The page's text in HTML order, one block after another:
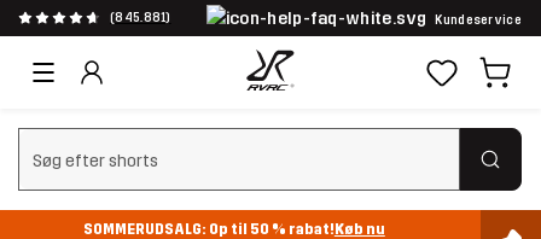
(845.881) Kundeservice
Ryd søgning
SOMMERUDSALG: Op til 50 % rabat!Køb nu